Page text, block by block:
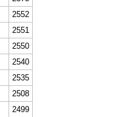
2552
2551
2550
2540
2535
2508
2499